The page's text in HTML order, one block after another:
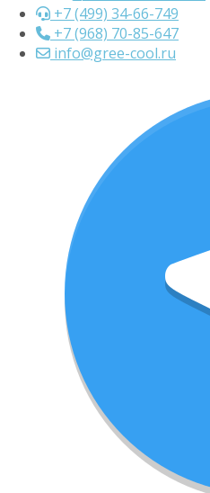
+7 (499) 34-66-749
+7 (968) 70-85-647
info@gree-cool.ru